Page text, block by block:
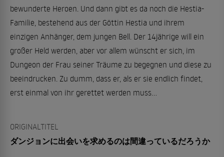
bewunderte Heroen. Und dann gibt es da noch die Hestia-
Familie, bestehend aus der Göttin Hestia und ihrem
einzigen Anhänger, dem jungen Bell. Der 14jährige will ein
großer Held werden, aber vor allem wünscht er sich, im
Dungeon der Frau seiner Träume zu begegnen und diese zu
beeindrucken. Zu dumm, dass er, als er sie endlich findet,
erst einmal von ihr gerettet werden muss...
ORIGINALTITEL
ダンジョンに出会いを求めるのは間違っているだろうか